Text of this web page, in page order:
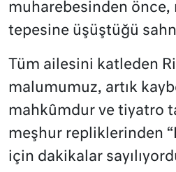
muharebesinden önce,
tepesine üşüştüğü
Tüm ailesini katleden
malumumuz, artık
mahkûmdur ve tiyatro
meşhur repliklerinden
için dakikalar